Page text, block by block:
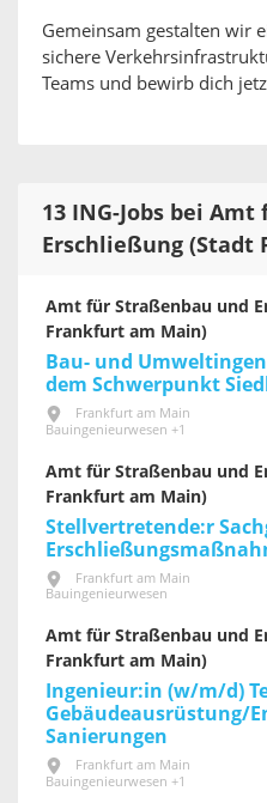
Gemeinsam gestalten wir
sichere
Teams und bewirb dich
13 ING-Jobs bei
Erschließung
Amt für Straßenbau und
Frankfurt am Main)
Bau- und
dem Schwerpunkt
Frankfurt am Main
Bauingenieurwesen +1
Amt für Straßenbau und
Frankfurt am Main)
Stellvertretende:r
Frankfurt am Main
Bauingenieurwesen
Amt für Straßenbau und
Frankfurt am Main)
Ingenieur:in (w/m/d)
Gebäudeausrüstung/
Sanierungen
Frankfurt am Main
Bauingenieurwesen +1